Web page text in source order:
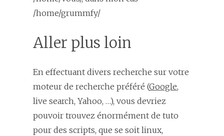
/home/grummfy/
Aller plus loin
En effectuant divers recherche sur votre
moteur de recherche préféré (Google,
live search, Yahoo, …), vous devriez
pouvoir trouvez énormément de tuto
pour des scripts, que se soit linux,